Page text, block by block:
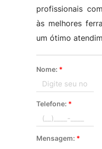
profissionais
às melhores
um ótimo
Nome: *
Telefone: *
Mensagem: *